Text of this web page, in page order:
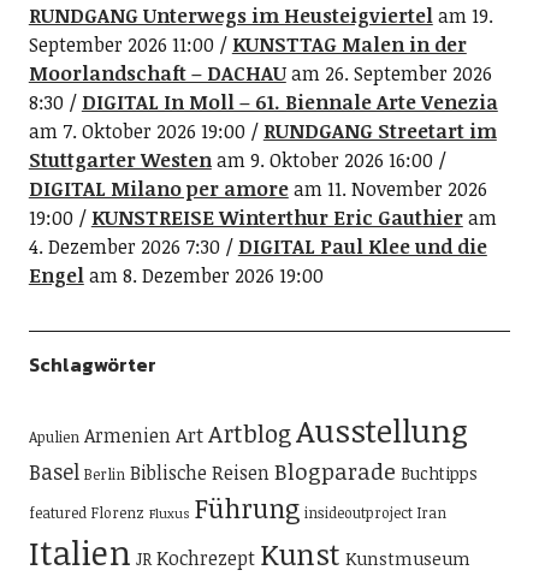
RUNDGANG Unterwegs im Heusteigviertelam 19.
September 2026 11:00
KUNSTTAG Malen in der
Moorlandschaft – DACHAUam 26. September 2026
8:30
DIGITAL In Moll – 61. Biennale Arte Venezia
am 7. Oktober 2026 19:00
RUNDGANG Streetart im
Stuttgarter Westenam 9. Oktober 2026 16:00
DIGITAL Milano per amoream 11. November 2026
19:00
KUNSTREISE Winterthur Eric Gauthieram
4. Dezember 2026 7:30
DIGITAL Paul Klee und die
Engelam 8. Dezember 2026 19:00
Schlagwörter
Apulien Armenien Art ArtblogAusstellung
Basel Berlin Biblische ReisenBlogparade Buchtipps
featured Florenz Fluxus Führung insideoutproject Iran
Italien JR Kochrezept Kunst Kunstmuseum